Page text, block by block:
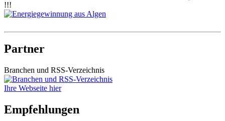
!!!
Partner
Branchen und RSS-Verzeichnis
Ihre Webseite hier
Empfehlungen